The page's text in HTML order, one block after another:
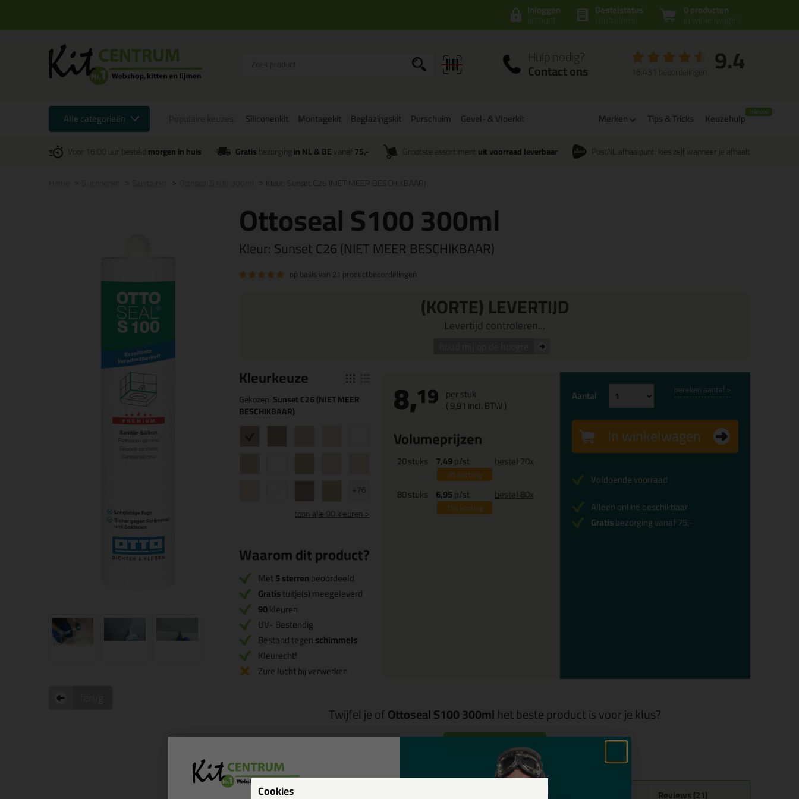
0 producten
in winkelwagen
Bestelstatus
controleren
Inloggen
account
Hulp nodig?
Contact ons 9.4
16.431 beoordelingen
Alle categorieën Siliconenkit Montagekit Beglazingskit Purschuim Gevel- & Vloerkit Merken Tips & Tricks Keuzehulp
Voor 16:00 uur besteldmorgen in huis Gratisbezorgingin NL & BEvanaf 75,- Grootste assortiment uit voorraad leverbaar PostNL afhaalpunt: kies zelf wanneer je afhaalt
Kleur: Sunset C26 (NIET MEER BESCHIKBAAR)
Ottoseal S100 300ml
Kleur:Sunset C26 (NIET MEER BESCHIKBAAR)
op basis van 21 productbeoordelingen
(KORTE) LEVERTIJD
Levertijd controleren...
Kleurkeuze
Gekozen:Sunset C26 (NIET MEER
BESCHIKBAAR)
+76
toonalle 90 kleuren >
Waarom dit product?
Met5 sterrenbeoordeeld
Gratistuitje(s) meegeleverd
90kleuren
UV- Bestendig
Bestand tegenschimmels
Kleurecht!
Zure lucht bij verwerken
8,19 per stuk
(9,91 incl. BTW )
Volumeprijzen
20stuks 7,49p/st
9%korting
bestel 20x
80stuks 6,95p/st
15%korting
bestel 80x
Aantal bereken aantal >
In winkelwagen
Voldoende voorraad
Alleen online beschikbaar
Gratisbezorging vanaf 75,-
Twijfel je ofOttoseal S100 300mlhet beste product is voor je klus?
Start de check
Omschrijving Specificaties Reviews (21)
Cookies